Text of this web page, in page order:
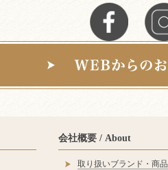
会社概要 / About
取り扱いブランド・商品